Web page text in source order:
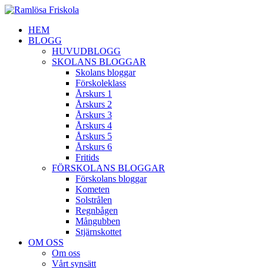
HEM
BLOGG
HUVUDBLOGG
SKOLANS BLOGGAR
Skolans bloggar
Förskoleklass
Årskurs 1
Årskurs 2
Årskurs 3
Årskurs 4
Årskurs 5
Årskurs 6
Fritids
FÖRSKOLANS BLOGGAR
Förskolans bloggar
Kometen
Solstrålen
Regnbågen
Mångubben
Stjärnskottet
OM OSS
Om oss
Vårt synsätt